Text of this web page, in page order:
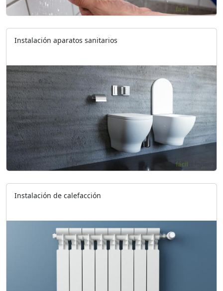
Instalación aparatos sanitarios
Instalación de calefacción